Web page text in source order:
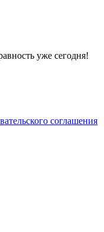
уже сегодня!
соглашения